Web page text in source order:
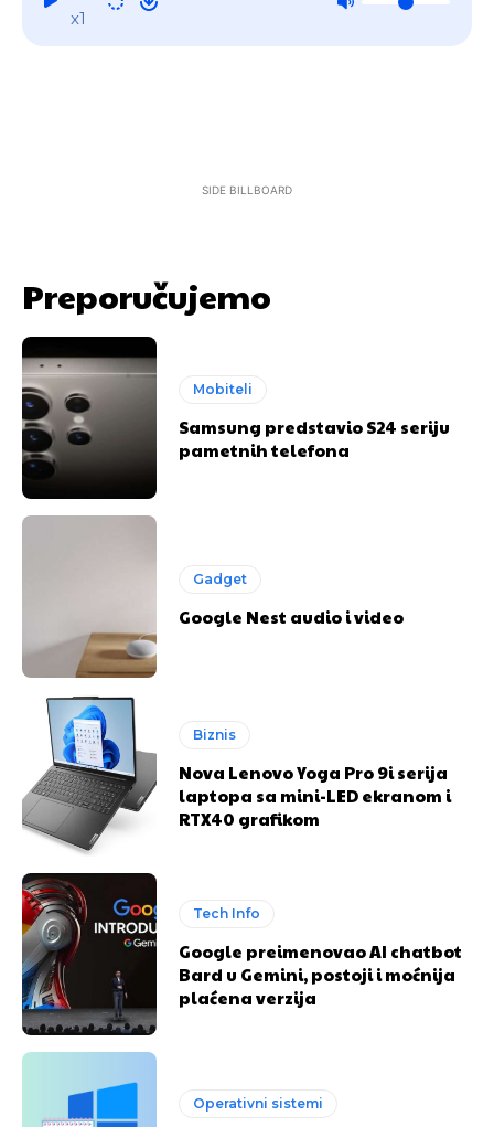
x1
SIDE BILLBOARD
Preporučujemo
Mobiteli
Samsung predstavio S24 seriju
pametnih telefona
Gadget
Google Nest audio i video
Biznis
Nova Lenovo Yoga Pro 9i serija
laptopa sa mini-LED ekranom i
RTX40 grafikom
Tech Info
Google preimenovao AI chatbot
Bard u Gemini, postoji i moćnija
plaćena verzija
Operativni sistemi